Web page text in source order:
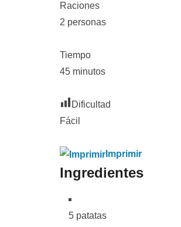
Raciones
2 personas
Tiempo
45 minutos
Dificultad
Fácil
Imprimir
Ingredientes
5 patatas